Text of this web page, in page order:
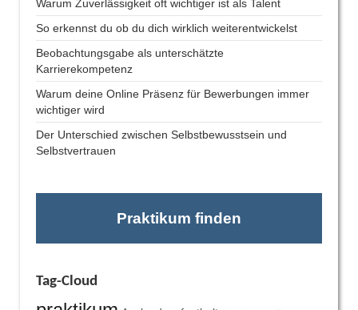
Warum Zuverlässigkeit oft wichtiger ist als Talent
So erkennst du ob du dich wirklich weiterentwickelst
Beobachtungsgabe als unterschätzte
Karrierekompetenz
Warum deine Online Präsenz für Bewerbungen immer
wichtiger wird
Der Unterschied zwischen Selbstbewusstsein und
Selbstvertrauen
Praktikum finden
Tag-Cloud